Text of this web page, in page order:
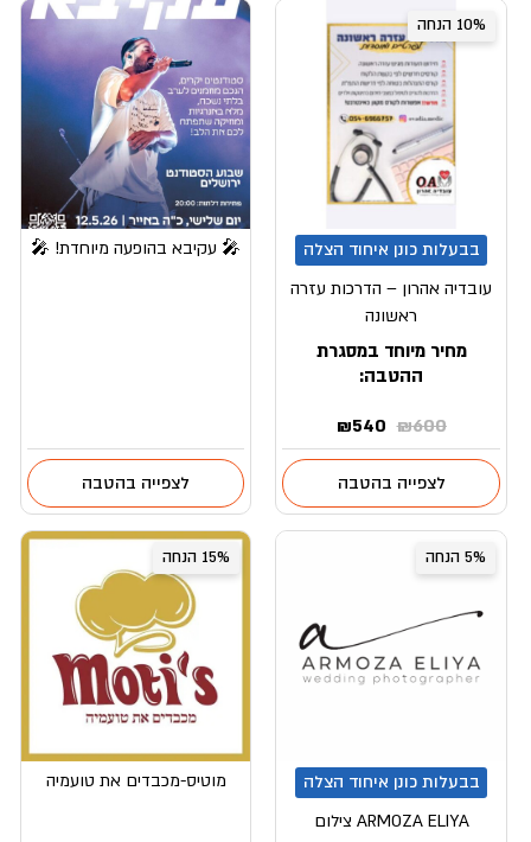
10% הנחה
בבעלות כונן איחוד הצלה
עובדיה אהרון – הדרכות עזרה
ראשונה
מחיר מיוחד במסגרת
ההטבה:
₪600
המחיר
המקורי
היה:
₪540
הנוכחי
₪540.
לצפייה בהטבה
🎤 עקיבא בהופעה מיוחדת! 🎤
לצפייה בהטבה
5% הנחה
בבעלות כונן איחוד הצלה
ARMOZA ELIYA צילום
15% הנחה
מוטיס-מכבדים את טועמיה